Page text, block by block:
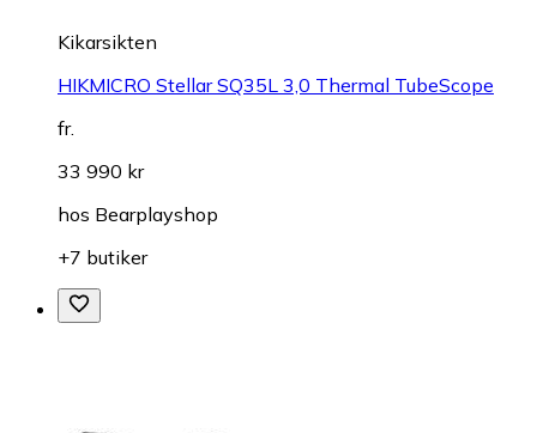
Kikarsikten
HIKMICRO Stellar SQ35L 3,0 Thermal TubeScope
fr.
33 990 kr
hos Bearplayshop
+7 butiker